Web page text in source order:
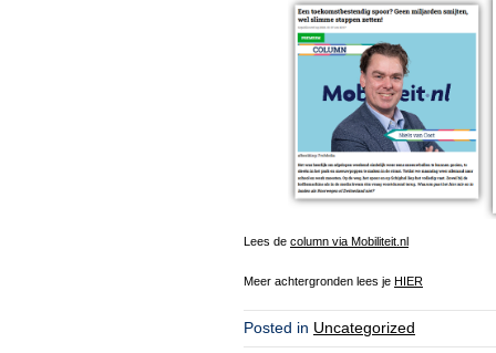
Lees de column via Mobiliteit.nl
Meer achtergronden lees je HIER
Posted in Uncategorized